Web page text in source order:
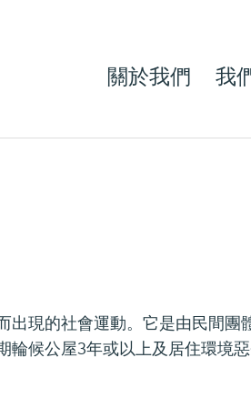
關於我們 我
現的社會運動。它是由民間
候公屋3年或以上及居住環境